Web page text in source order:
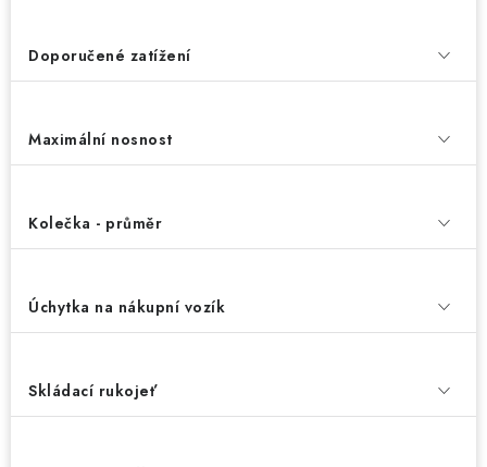
Doporučené zatížení
Maximální nosnost
Kolečka - průměr
Úchytka na nákupní vozík
Skládací rukojeť